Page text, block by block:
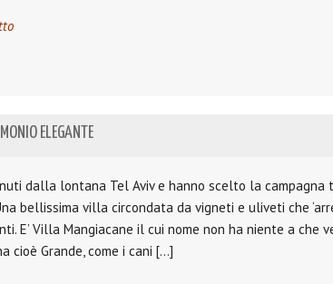
ELEGANTE
dalla lontana Tel Aviv e hanno scelto la campagna
bellissima villa circondata da vigneti e uliveti che
E’ Villa Mangiacane il cui nome non ha niente a che
cioè Grande, come i cani […]